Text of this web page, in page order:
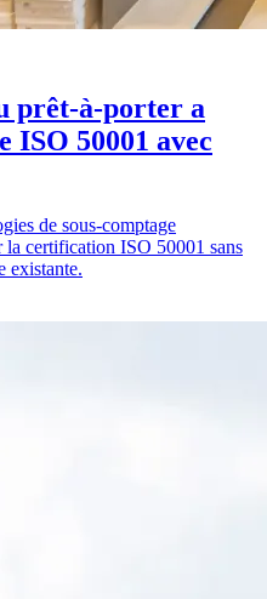
prêt-à-porter a
ISO 50001 avec
de sous-comptage
la certification ISO 50001 sans
existante.